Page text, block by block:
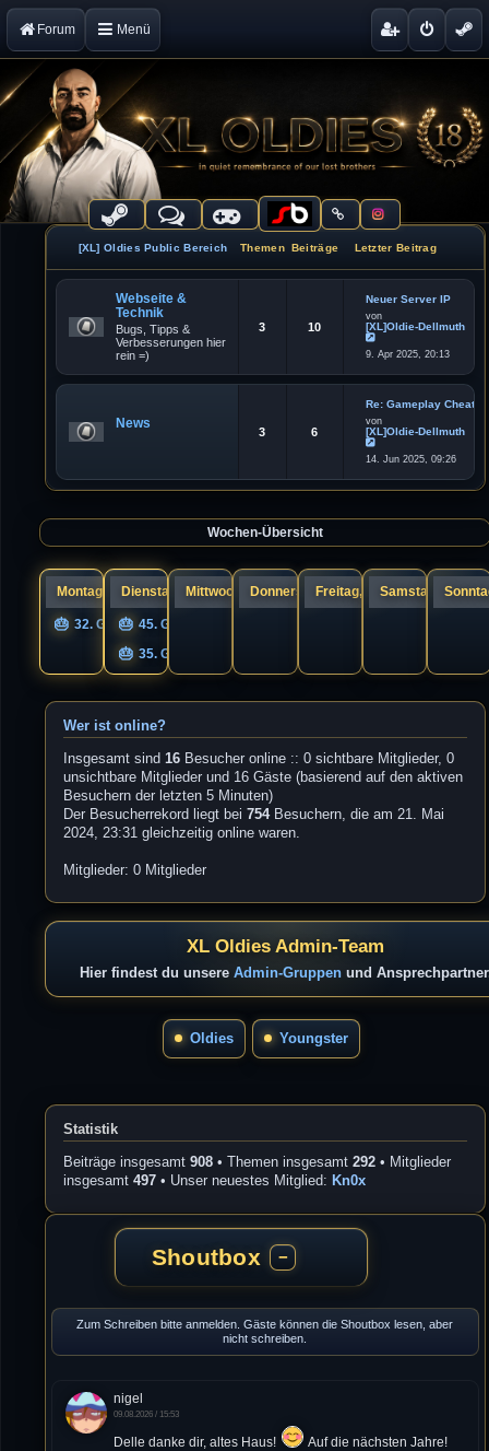
Forum Menü
[XL] Oldies Public Bereich Themen Beiträge Letzter Beitrag
Webseite &
Technik
Bugs, Tipps &
Verbesserungen hier
rein =)
3 10
Neuer Server IP
von
[XL]Oldie-Dellmuth
N
e
e
t
r
B
e
i
r
a
9. Apr 2025, 20:13
News
3 6
Re: Gameplay Cheater
von
[XL]Oldie-Dellmuth
N
e
e
t
g
14. Jun 2025, 09:26
Wochen-Übersicht
Montag, 10.
32. Geburtstag UNIQS
Dienstag, 11.
45. Geburtstag Guandi
35. Geburtstag s1cK.
Mittwoch, 12.Donnerstag, 13.Freitag, 14.Samstag, 15.
Wer ist online?
Insgesamt sind16 Besucher online :: 0 sichtbare Mitglieder, 0
unsichtbare Mitglieder und 16 Gäste (basierend auf den aktiven
Besuchern der letzten 5 Minuten)
Der Besucherrekord liegt bei754Besuchern, die am 21. Mai
2024, 23:31 gleichzeitig online waren.
Mitglieder: 0 Mitglieder
XL Oldies Admin-Team
Hier findest du unsere Admin-Gruppenund
Oldies Youngster
Statistik
Beiträge insgesamt908 • Themen insgesamt292 • Mitglieder
insgesamt497 • Unser neuestes Mitglied: Kn0x
Shoutbox −
Zum Schreiben bitte anmelden. Gäste können die Shoutbox lesen, aber
nicht schreiben.
nigel
09.08.2026 / 15:53
Delle danke dir, altes Haus! Auf die nächsten Jahre!